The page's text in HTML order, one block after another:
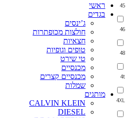
45
46
48
4t
4XL
ראשי
בגדים
ג’ינסים
חולצות מכופתרות
חצאיות
טופים וגופיות
טי שירט
מכנסיים
מכנסיים קצרים
שמלות
מותגים
CALVIN KLEIN
DIESEL